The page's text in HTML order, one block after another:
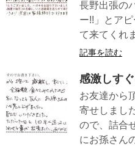
長野出張の
ー!!」とア
て来てくれ
記事を読む
感激しす
お友達から
寄せしまし
ので、詰合
にお孫さん